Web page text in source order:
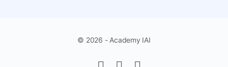
© 2026 - Academy IAI